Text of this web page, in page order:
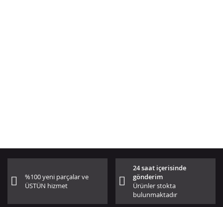
%100 yeni parçalar ve
ÜSTÜN hizmet
24 saat içerisinde
gönderim
Ürünler stokta
bulunmaktadır